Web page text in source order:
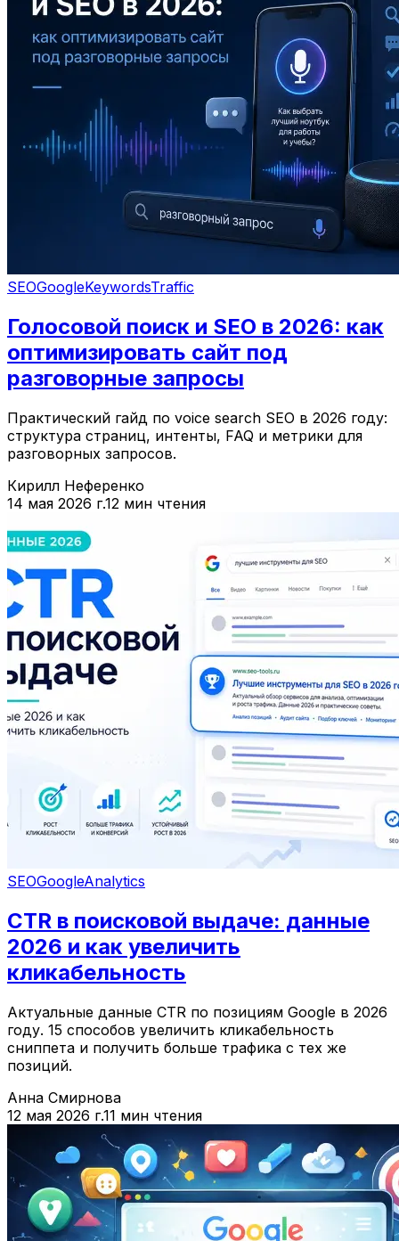
SEOGoogleKeywordsTraffic
Голосовой поиск и SEO в 2026: как
оптимизировать сайт под
разговорные запросы
Практический гайд по voice search SEO в 2026 году:
структура страниц, интенты, FAQ и метрики для
разговорных запросов.
Кирилл Неференко
14 мая 2026 г.12 мин чтения
SEOGoogleAnalytics
CTR в поисковой выдаче: данные
2026 и как увеличить
кликабельность
Актуальные данные CTR по позициям Google в 2026
году. 15 способов увеличить кликабельность
сниппета и получить больше трафика с тех же
позиций.
Анна Смирнова
12 мая 2026 г.11 мин чтения